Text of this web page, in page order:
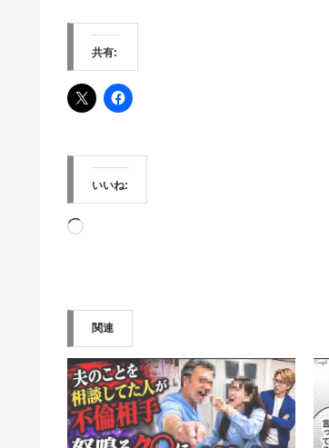
共有:
いいね:
読
み
中…
関連